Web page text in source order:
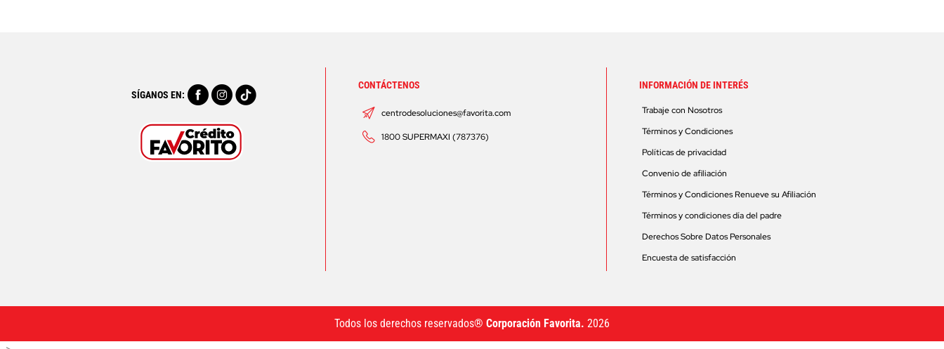
SÍGANOS EN:
CONTÁCTENOS
centrodesoluciones@favorita.com
1800 SUPERMAXI (787376)
INFORMACIÓN DE INTERÉS
Trabaje con Nosotros
Términos y Condiciones
Políticas de privacidad
Convenio de afiliación
Términos y Condiciones Renueve su Afiliación
Términos y condiciones día del padre
Derechos Sobre Datos Personales
Encuesta de satisfacción
Todos los derechos reservados® Corporación Favorita. 2026